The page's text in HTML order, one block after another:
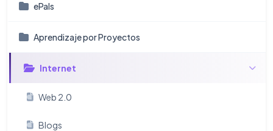
ePals
Aprendizaje por Proyectos
Internet
Web 2.0
Blogs